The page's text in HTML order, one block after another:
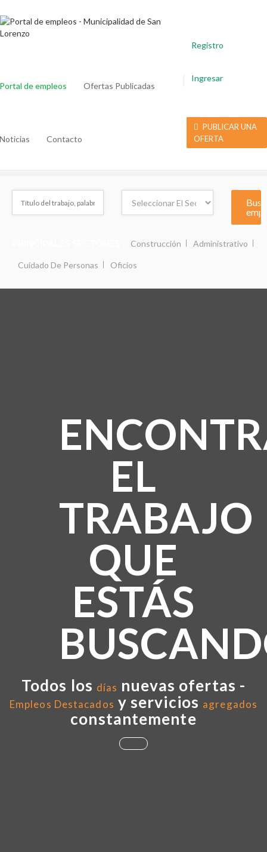
Portal de empleos Ofertas Publicadas
Noticias Contacto
Registro
Ingresar
PUBLICAR UNA
OFERTA
Construcción Administrativo
Cuidado De Personas Oficios
EL
TRABAJO
QUE
ESTÁS
Todos los días nuevas ofertas -
Empleos Destacados y servicios agregados
constantemente